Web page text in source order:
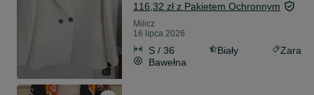
116,32 zł z Pakietem Ochronnym
Milicz
16 lipca 2026
S / 36 Biały
Zara
Bawełna